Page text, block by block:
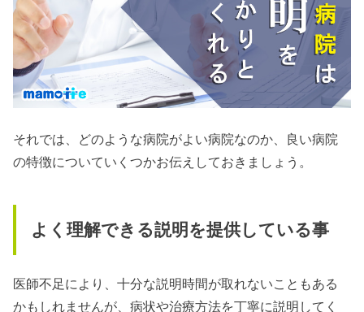
それでは、どのような病院がよい病院なのか、良い病院
の特徴についていくつかお伝えしておきましょう。
よく理解できる説明を提供している事
医師不足により、十分な説明時間が取れないこともある
かもしれませんが、病状や治療方法を丁寧に説明してく